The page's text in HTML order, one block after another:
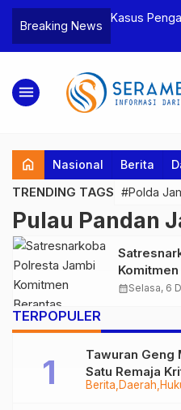
Breaking News
Bea Cukai
Pelaku beserta
dan 146 Gram
Kasus
Tebo
menu
home Nasional Berita
TRENDING TAGS #Polda
Pulau Pandan
Pulau
calendar_monthSelasa, 6
TERPOPULER
Berita Daerah
Tawuran Geng
Satu Remaja
Ditangkap